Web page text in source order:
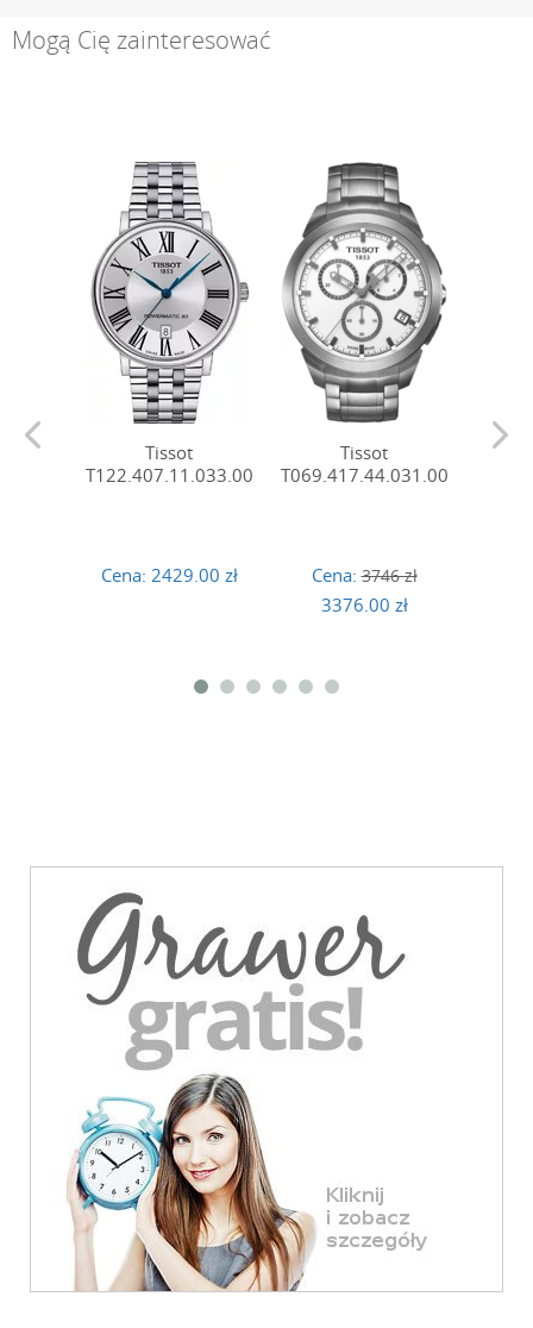
Mogą Cię zainteresować
Tissot
T122.407.11.033.00
Cena: 2429.00 zł
Tissot
T069.417.44.031.00
Cena: 3746 zł
3376.00 zł